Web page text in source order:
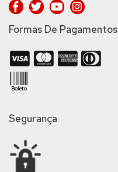
Formas De Pagamentos
Segurança